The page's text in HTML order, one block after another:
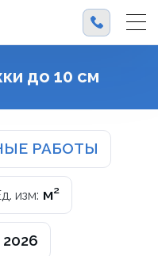
до 10 см
РАБОТЫ
изм: м²
2026